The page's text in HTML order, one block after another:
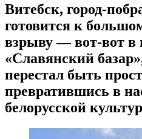
Витебск, город-
готовится к
взрыву — вот-вот в
«Славянский
перестал быть
превратившись в
белорусской